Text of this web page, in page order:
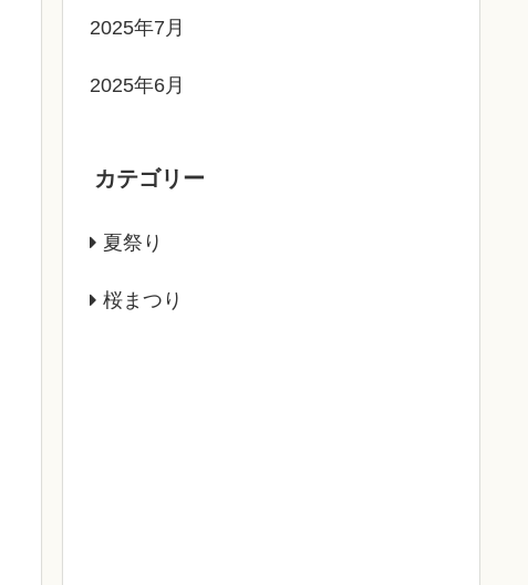
2025年7月
2025年6月
カテゴリー
夏祭り
桜まつり